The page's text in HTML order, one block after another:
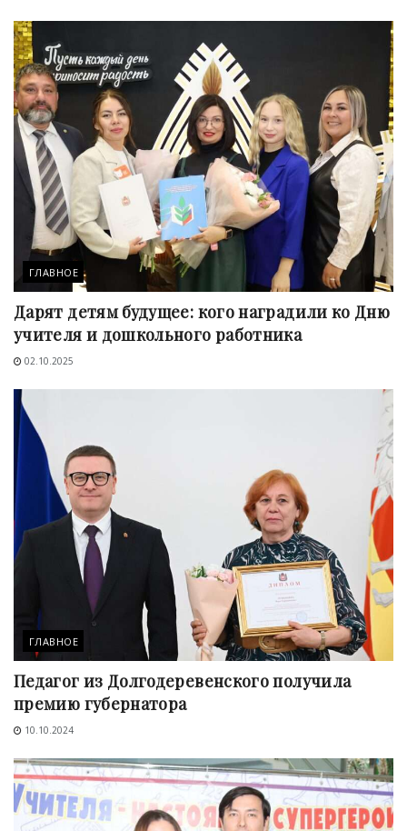
ГЛАВНОЕ
Дарят детям будущее: кого наградили ко Дню
учителя и дошкольного работника
02.10.2025
ГЛАВНОЕ
Педагог из Долгодеревенского получила
премию губернатора
10.10.2024